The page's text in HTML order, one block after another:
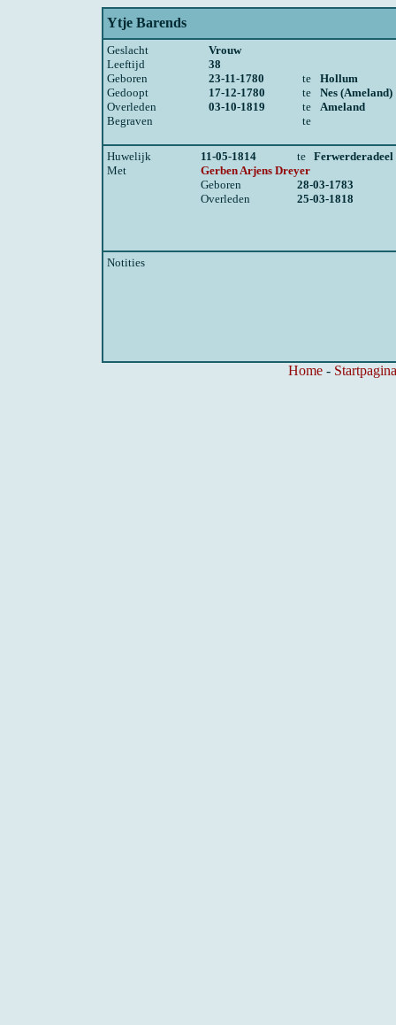
Ytje Barends
Geslacht
Vrouw
Leeftijd
38
Geboren
23-11-1780 te
Hollum
Gedoopt
17-12-1780 te
Nes (Ameland)
Overleden
03-10-1819 te
Ameland
Begraven
te
Huwelijk 11-05-1814 te Ferwerderadeel
Met
Gerben Arjens Dreyer
Geboren
28-03-1783
Overleden
25-03-1818
Notities
Home -